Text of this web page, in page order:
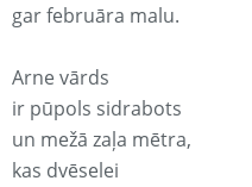
gar februāra malu.
Arne vārds
ir pūpols sidrabots
un mežā zaļa mētra,
kas dvēselei